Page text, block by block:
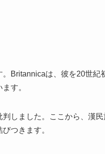
Britannicaは、彼を20世紀
す。
しました。ここから、漢
つきます。